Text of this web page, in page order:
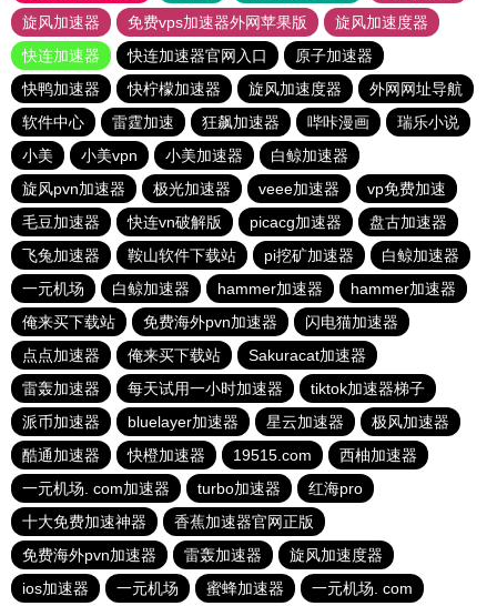
旋风加速器
免费vps加速器外网苹果版
旋风加速度器
快连加速器
快连加速器官网入口
原子加速器
快鸭加速器
快柠檬加速器 旋风加速度器
外网网址导航
软件中心
雷霆加速 狂飙加速器 哔咔漫画
瑞乐小说
小美
小美vpn 小美加速器
白鲸加速器
旋风pvn加速器
极光加速器 veee加速器
vp免费加速
毛豆加速器
快连vn破解版 picacg加速器
盘古加速器
飞兔加速器
鞍山软件下载站 pi挖矿加速器
白鲸加速器
一元机场
白鲸加速器 hammer加速器
hammer加速器
俺来买下载站
免费海外pvn加速器
闪电猫加速器
点点加速器
俺来买下载站
Sakuracat加速器
雷轰加速器
每天试用一小时加速器
tiktok加速器梯子
派币加速器
bluelayer加速器 星云加速器
极风加速器
酷通加速器
快橙加速器 19515.com
西柚加速器
一元机场. com加速器
turbo加速器
红海pro
十大免费加速神器
香蕉加速器官网正版
免费海外pvn加速器
雷轰加速器
旋风加速度器
ios加速器
一元机场 蜜蜂加速器 一元机场. com